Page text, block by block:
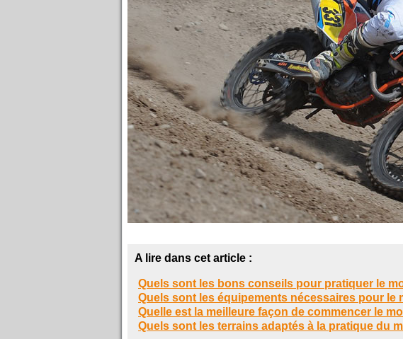
A lire dans cet article :
Quels sont les bons conseils pour pratiquer le
Quels sont les équipements nécessaires pour le
Quelle est la meilleure façon de commencer le
Quels sont les terrains adaptés à la pratique du